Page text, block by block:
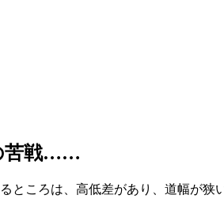
苦戦……
ころは、高低差があり、道幅が